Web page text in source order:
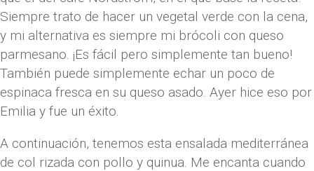
Siempre trato de hacer un vegetal verde con la cena,
y mi alternativa es siempre mi brócoli con queso
parmesano. ¡Es fácil pero simplemente tan bueno!
También puede simplemente echar un poco de
espinaca fresca en su queso asado. Ayer hice eso por
Emilia y fue un éxito.
A continuación, tenemos esta ensalada mediterránea
de col rizada con pollo y quinua. Me encanta cuando